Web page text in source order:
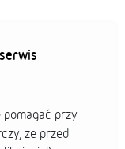
pomagać przy
że przed